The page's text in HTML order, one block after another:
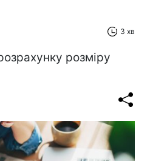
3 хв
розміру